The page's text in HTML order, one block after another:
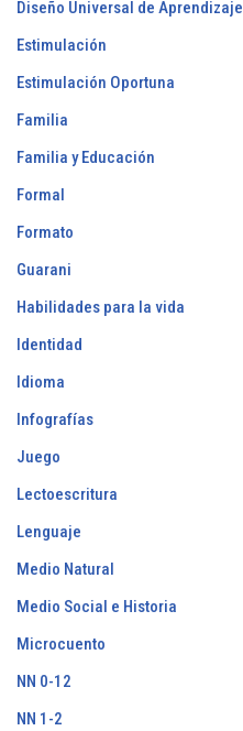
Diseño Universal de Aprendizaje
Estimulación
Estimulación Oportuna
Familia
Familia y Educación
Formal
Formato
Guarani
Habilidades para la vida
Identidad
Idioma
Infografías
Juego
Lectoescritura
Lenguaje
Medio Natural
Medio Social e Historia
Microcuento
NN 0-12
NN 1-2